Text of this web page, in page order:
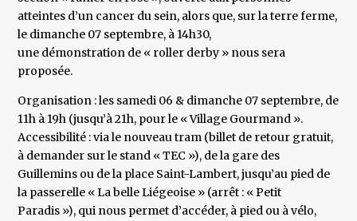
atteintes d’un cancer du sein, alors que, sur la terre ferme,
le dimanche 07 septembre, à 14h30,
une démonstration de « roller derby » nous sera
proposée.
Organisation : les samedi 06 & dimanche 07 septembre, de
11h à 19h (jusqu’à 21h, pour le « Village Gourmand ».
Accessibilité : via le nouveau tram (billet de retour gratuit,
à demander sur le stand « TEC »), de la gare des
Guillemins ou de la place Saint-Lambert, jusqu’au pied de
la passerelle « La belle Liégeoise » (arrêt : « Petit
Paradis »), qui nous permet d’accéder, à pied ou à vélo,